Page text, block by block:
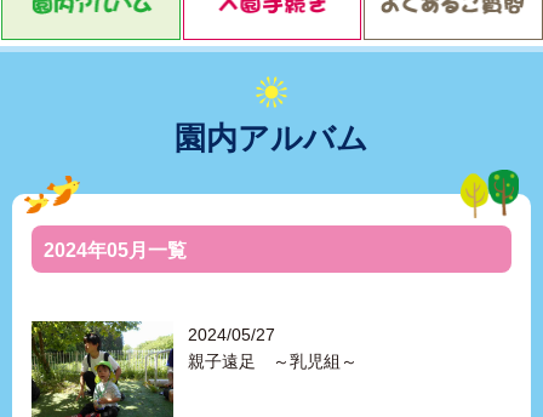
園内アルバム
2024年05月一覧
2024/05/27
親子遠足 ～乳児組～